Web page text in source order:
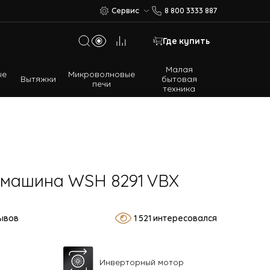
Сервис 8 800 3333 887
Где купить
Вытяжки Микроволновые
печи
Малая
бытовая
техника
Многодверные холодильники
WSH 8291 VBX
1 521 интересовался
Инверторный мотор